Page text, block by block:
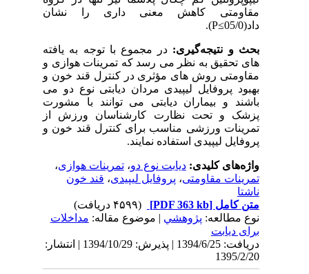
مقاومتی کاهش معنی داری را نشان
داد(05/0≥
(P
.
بحث و نتیجه‌گیری:در مجموع با توجه به یافته
های تحقیق به نظر می رسد که تمرینات هوازی و
مقاومتی روش های مؤثری در کنترل قند خون و
بهبود پروفایل لیپیدی مردان دیابتی نوع دو می
باشند و بیماران دیابتی می توانند با مشورت
پزشک و تحت نظارت کارشناسان ورزش از
تمرینات ورزشی مناسب برای کنترل قند خون و
پروفایل لیپیدی استفاده نمایند.
واژه‌های کلیدی:دیابت نوع دو،تمرینات هوازی،
تمرینات مقاومتی،پروفایل لیپیدی،قند خون
ناشتا
متن کامل[PDF 363 kb]
نوع مطالعه:پژوهشي| موضوع مقاله:مداخلات
برای دیابت
دریافت: 1394/6/25 | پذیرش: 1394/10/29 | انتشار:
1395/2/20